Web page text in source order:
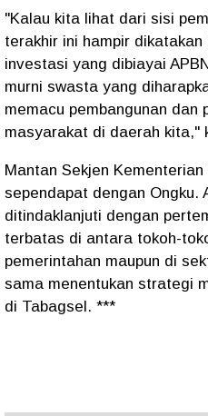
"Kalau kita lihat dari sisi
terakhir ini hampir
investasi yang dibiayai
murni swasta yang
memacu pembangunan dan
masyarakat di daerah kita,"
Mantan Sekjen
sependapat dengan Ongku.
ditindaklanjuti dengan
terbatas di antara tokoh-
pemerintahan maupun di
sama menentukan strategi
di Tabagsel. ***